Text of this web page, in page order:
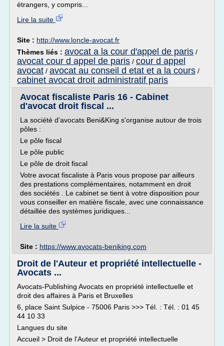
étrangers, y compris...
Lire la suite
Site : http://www.loncle-avocat.fr
Thèmes liés : avocat a la cour d'appel de paris /
avocat cour d appel de paris / cour d appel
avocat / avocat au conseil d etat et a la cours /
cabinet avocat droit administratif paris
Avocat fiscaliste Paris 16 - Cabinet
d'avocat droit fiscal ...
La société d'avocats Beni&King s'organise autour de trois
pôles :
Le pôle fiscal
Le pôle public
Le pôle de droit fiscal
Votre avocat fiscaliste à Paris vous propose par ailleurs
des prestations complémentaires, notamment en droit
des sociétés . Le cabinet se tient à votre disposition pour
vous conseiller en matière fiscale, avec une connaissance
détaillée des systèmes juridiques...
Lire la suite
Site : https://www.avocats-beniking.com
Droit de l'Auteur et propriété intellectuelle -
Avocats ...
Avocats-Publishing Avocats en propriété intellectuelle et
droit des affaires à Paris et Bruxelles
6, place Saint Sulpice - 75006 Paris >>> Tél. : Tél. : 01 45
44 10 33
Langues du site
Accueil > Droit de l'Auteur et propriété intellectuelle